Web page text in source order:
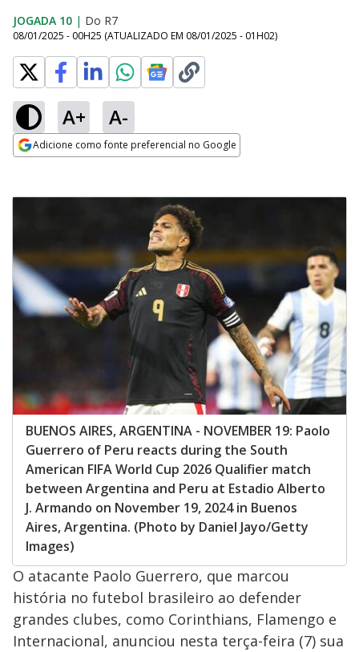
JOGADA 10 | Do R7
08/01/2025 - 00H25 (ATUALIZADO EM 08/01/2025 - 01H02)
A+ A-
Adicione como fonte preferencial no Google
BUENOS AIRES, ARGENTINA - NOVEMBER 19: Paolo
Guerrero of Peru reacts during the South
American FIFA World Cup 2026 Qualifier match
between Argentina and Peru at Estadio Alberto
J. Armando on November 19, 2024 in Buenos
Aires, Argentina. (Photo by Daniel Jayo/Getty
Images)
O atacante Paolo Guerrero, que marcou
história no futebol brasileiro ao defender
grandes clubes, como Corinthians, Flamengo e
Internacional, anunciou nesta terça-feira (7) sua